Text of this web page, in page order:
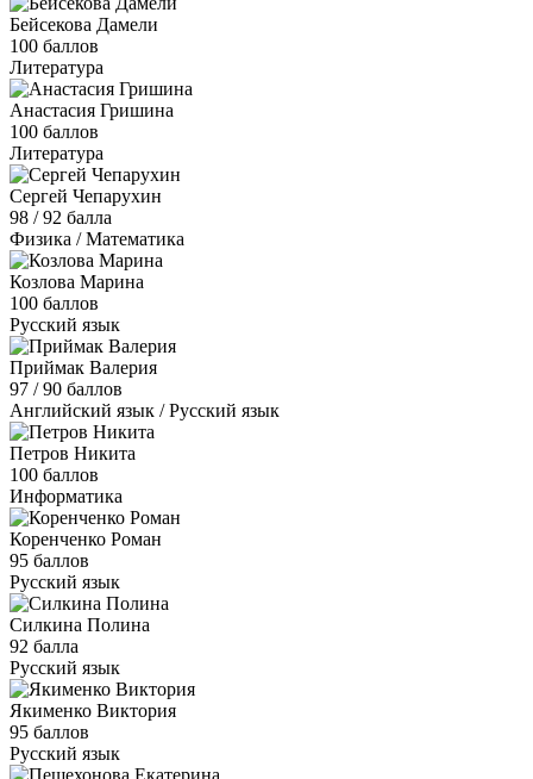
Бейсекова Дамели
100 баллов
Литература
Анастасия Гришина
100 баллов
Литература
Сергей Чепарухин
98 / 92 балла
Физика / Математика
Козлова Марина
100 баллов
Русский язык
Приймак Валерия
97 / 90 баллов
Английский язык / Русский язык
Петров Никита
100 баллов
Информатика
Коренченко Роман
95 баллов
Русский язык
Силкина Полина
92 балла
Русский язык
Якименко Виктория
95 баллов
Русский язык